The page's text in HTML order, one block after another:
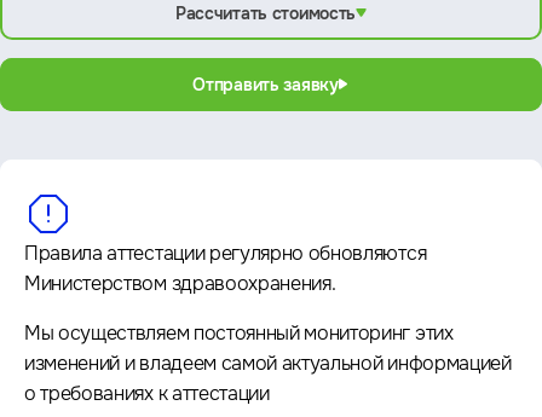
Рассчитать стоимость
Отправить заявку
Правила аттестации регулярно обновляются
Министерством здравоохранения.
Мы осуществляем постоянный мониторинг этих
изменений и владеем самой актуальной информацией
о требованиях к аттестации